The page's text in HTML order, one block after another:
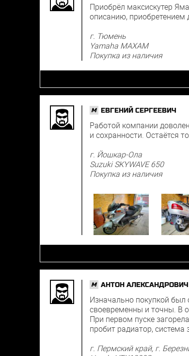
Приобрёл максискутер
описанию, приобретением
г. Тюмень
Yamaha MAXAM
Покупка из наличия
M ЕВГЕНИЙ СЕРГЕЕВИЧ
Работой компании
и сохранности. Остаётся
г. Йошкар-Ола
Suzuki SKYWAVE 650
Покупка из наличия
M АНТОН АЛЕКСАНДРОВИЧ
Изначально покупкой был
своевременны и точны. В
При первом пуске
пробит радиатор,
г. Пермский край, г.